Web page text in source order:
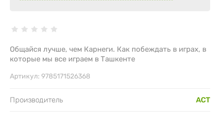
Общайся лучше, чем Карнеги. Как побеждать в играх, в
которые мы все играем в Ташкенте
Артикул: 9785171526368
Производитель АСТ